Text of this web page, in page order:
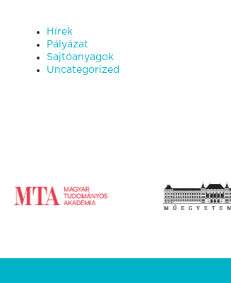
Hírek
Pályázat
Sajtóanyagok
Uncategorized